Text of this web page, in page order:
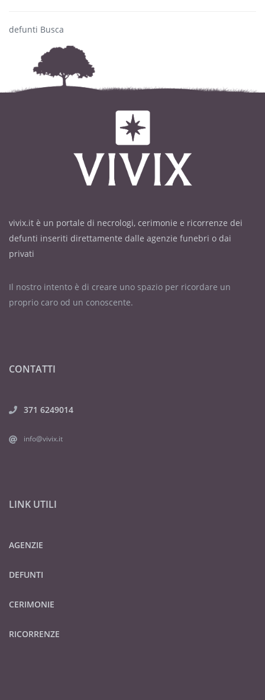
defunti Busca
vivix.it è un portale di necrologi, cerimonie e ricorrenze dei
defunti inseriti direttamente dalle agenzie funebri o dai
privati
Il nostro intento è di creare uno spazio per ricordare un
proprio caro od un conoscente.
CONTATTI
371 6249014
info@vivix.it
LINK UTILI
AGENZIE
DEFUNTI
CERIMONIE
RICORRENZE